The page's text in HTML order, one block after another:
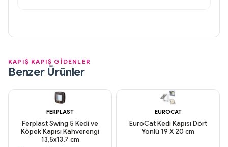
KAPIŞ KAPIŞ GİDENLER
Benzer Ürünler
FERPLAST
Ferplast Swing 5 Kedi ve
Köpek Kapısı Kahverengi
13,5x13,7 cm
Aynı Gün Kargo
EUROCAT
EuroCat Kedi Kapısı Dört
Yönlü 19 X 20 cm